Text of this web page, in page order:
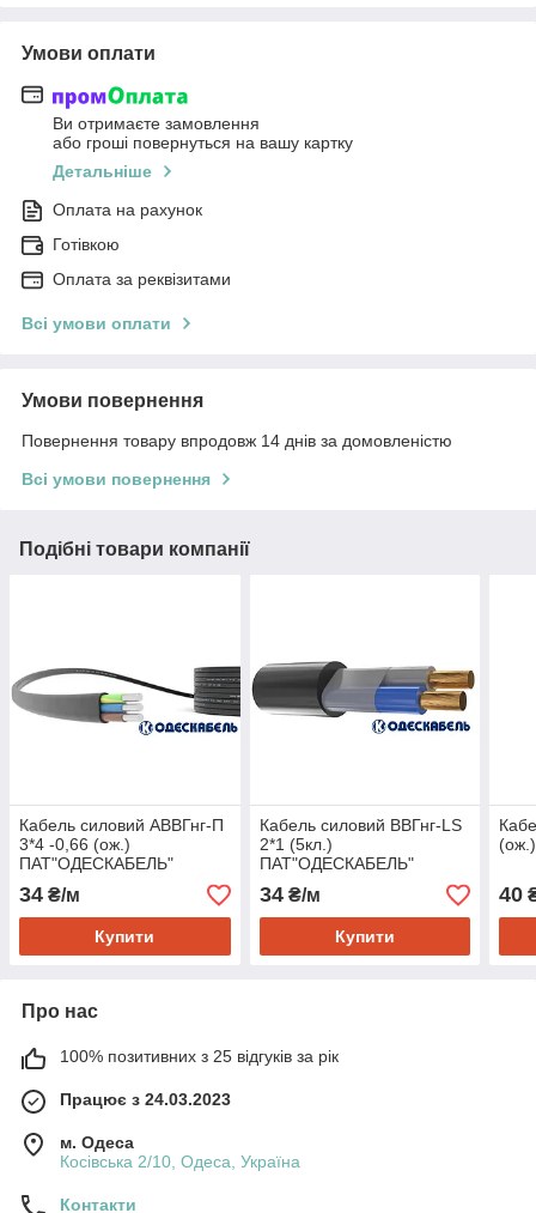
Умови оплати
Ви отримаєте замовлення
або гроші повернуться на вашу картку
Детальніше
Оплата на рахунок
Готівкою
Оплата за реквізитами
Всі умови оплати
Умови повернення
Повернення товару впродовж 14 днів за домовленістю
Всі умови повернення
Подібні товари компанії
Кабель силовий АВВГнг-П
3*4 -0,66 (ож.)
ПАТ"ОДЕСКАБЕЛЬ"
34 ₴/м
Купити
Кабель силовий ВВГнг-LS
2*1 (5кл.)
ПАТ"ОДЕСКАБЕЛЬ"
34₴/м
Купити
40
Про нас
100% позитивних з 25 відгуків за рік
Працює з 24.03.2023
м. Одеса
Косівська 2/10, Одеса, Україна
Контакти